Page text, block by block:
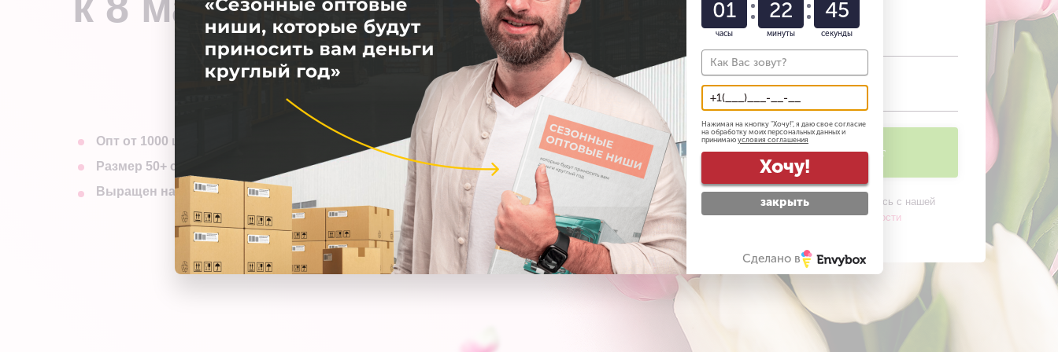
моментально.
+7
Получить прайс-лист
Нажимая на кнопку, вы соглашаетесь c нашей
политикой конфиденциальности
Опт от 1000 шт
Размер 50+ см, бутон 5+
Выращен на грунте
Тюльпаны премиум качества
Стебель в палец толщиной
01
часы
22
минуты
44
секунды
Нажимая на кнопку "Хочу!", я даю свое согласие
на обработку моих персональных данных и
принимаю условия соглашения
Хочу!
закрыть
Сделано в